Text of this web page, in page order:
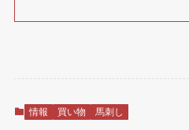
情報 買い物 馬刺し